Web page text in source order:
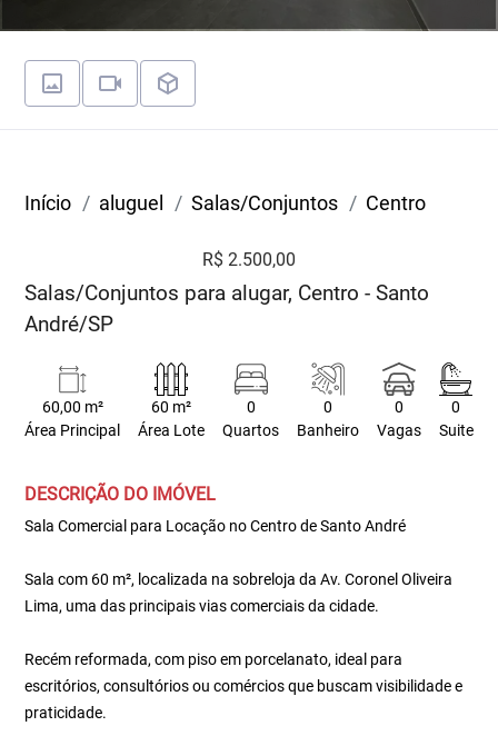
Início aluguel Salas/Conjuntos Centro
R$ 2.500,00
Salas/Conjuntos para alugar, Centro - Santo
André/SP
60,00 m²
Área Principal
60 m²
Área Lote
0
Quartos
0
Banheiro
0
Vagas
0
Suite
DESCRIÇÃO DO IMÓVEL
Sala Comercial para Locação no Centro de Santo André
Sala com 60 m², localizada na sobreloja da Av. Coronel Oliveira
Lima, uma das principais vias comerciais da cidade.
Recém reformada, com piso em porcelanato, ideal para
escritórios, consultórios ou comércios que buscam visibilidade e
praticidade.